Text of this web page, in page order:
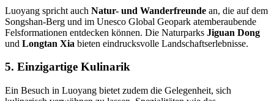
Luoyang spricht auch Natur- und Wanderfreunde an, die auf dem
Songshan-Berg und im Unesco Global Geopark atemberaubende
Felsformationen entdecken können. Die Naturparks Jiguan Dong
und Longtan Xia bieten eindrucksvolle Landschaftserlebnisse.
5. Einzigartige Kulinarik
Ein Besuch in Luoyang bietet zudem die Gelegenheit, sich